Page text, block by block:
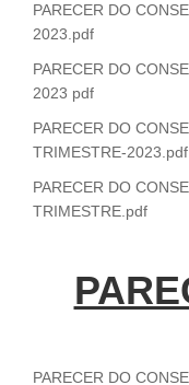
PARECER DO
2023.pdf
PARECER DO
2023 pdf
PARECER DO
TRIMESTRE-2023.pdf
PARECER DO
TRIMESTRE.pdf
PARECER DO